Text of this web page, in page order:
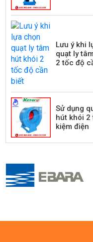
Lưu ý khi
quạt ly
2 tốc độ
Sử dụng
hút khói
kiệm điện